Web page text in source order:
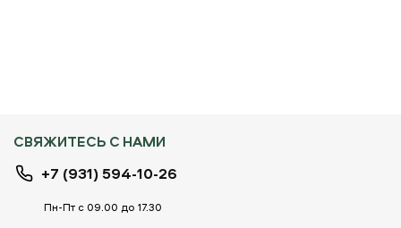
СВЯЖИТЕСЬ С НАМИ
+7 (931) 594-10-26
Пн-Пт с 09.00 до 17.30